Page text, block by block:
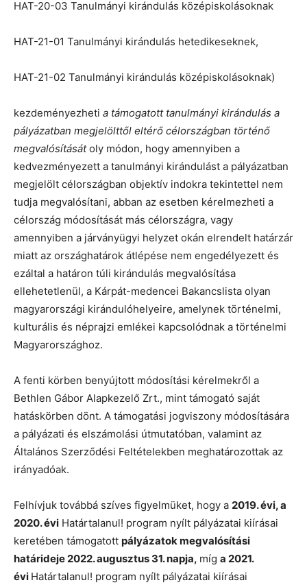
HAT-20-03 Tanulmányi kirándulás középiskolásoknak
HAT-21-01 Tanulmányi kirándulás hetedikeseknek,
HAT-21-02 Tanulmányi kirándulás középiskolásoknak)
kezdeményezheti a támogatott tanulmányi kirándulás a
pályázatban megjelölttől eltérő célországban történő
megvalósításátoly módon, hogy amennyiben a
kedvezményezett a tanulmányi kirándulást a pályázatban
megjelölt célországban objektív indokra tekintettel nem
tudja megvalósítani, abban az esetben kérelmezheti a
célország módosítását más célországra, vagy
amennyiben a járványügyi helyzet okán elrendelt határzár
miatt az országhatárok átlépése nem engedélyezett és
ezáltal a határon túli kirándulás megvalósítása
ellehetetlenül, a Kárpát-medencei Bakancslista olyan
magyarországi kirándulóhelyeire, amelynek történelmi,
kulturális és néprajzi emlékei kapcsolódnak a történelmi
Magyarországhoz.
A fenti körben benyújtott módosítási kérelmekről a
Bethlen Gábor Alapkezelő Zrt., mint támogató saját
hatáskörben dönt. A támogatási jogviszony módosítására
a pályázati és elszámolási útmutatóban, valamint az
Általános Szerződési Feltételekben meghatározottak az
irányadóak.
Felhívjuk továbbá szíves figyelmüket, hogy a 2019. évi, a
2020. évi Határtalanul! program nyílt pályázatai kiírásai
keretében támogatott pályázatok megvalósítási
határideje 2022. augusztus 31. napja, míg a 2021.
évi Határtalanul! program nyílt pályázatai kiírásai